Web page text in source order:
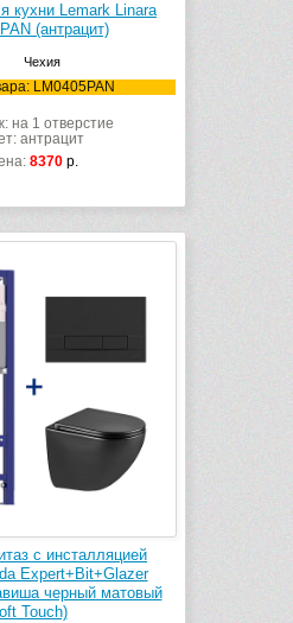
кухни Lemark Linara
(антрацит)
Чехия
LM0405PAN
на 1 отверстие
антрацит
8370р.
с инсталляцией
Expert+Bit+Glazer
черный матовый
Touch)